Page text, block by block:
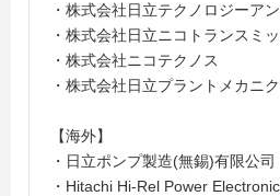
・株式会社日立テクノロジーア
・株式会社日立ニコトランスミ
・株式会社ニコテクノス
・株式会社日立プラントメカニ
【海外】
・日立ポンプ製造(無錫)有限公司
・Hitachi Hi-Rel Power